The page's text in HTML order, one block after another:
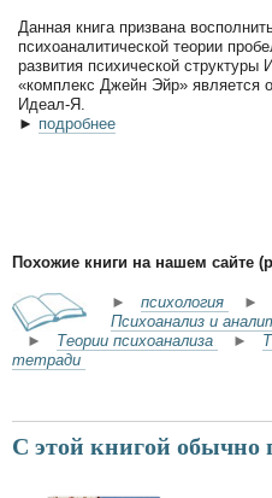
Данная книга призвана
психоаналитической теории
развития психической
«комплекс Джейн Эйр» является
Идеал-Я.
► подробнее
Похожие книги на нашем сайте
► психология ►
Психоанализ и
► Теории психоанализа ►
тетради
С этой книгой обычно